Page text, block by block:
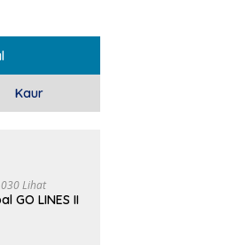
Kaur
Lihat
GO LINES II